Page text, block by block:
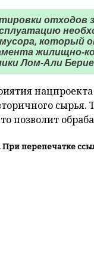
отходов
который
жилищно-
Лом-Али
нацпроекта
сырья.
позволит
перепечатке